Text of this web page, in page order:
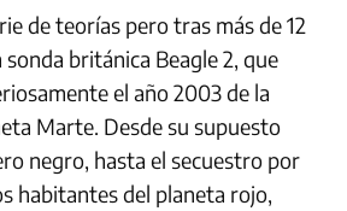
de teorías pero tras más de 12
británica Beagle 2, que
el año 2003 de la
Marte. Desde su supuesto
negro, hasta el secuestro por
habitantes del planeta rojo,